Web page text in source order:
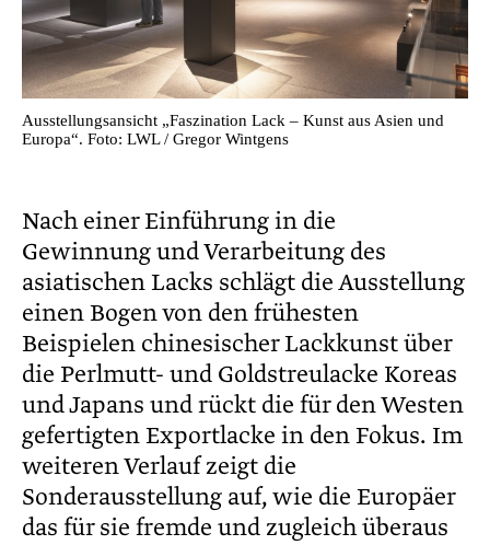
Ausstellungsansicht „Faszination Lack – Kunst aus Asien und
Europa“. Foto: LWL / Gregor Wintgens
Nach einer Einführung in die
Gewinnung und Verarbeitung des
asiatischen Lacks schlägt die Ausstellung
einen Bogen von den frühesten
Beispielen chinesischer Lackkunst über
die Perlmutt- und Goldstreulacke Koreas
und Japans und rückt die für den Westen
gefertigten Exportlacke in den Fokus. Im
weiteren Verlauf zeigt die
Sonderausstellung auf, wie die Europäer
das für sie fremde und zugleich überaus